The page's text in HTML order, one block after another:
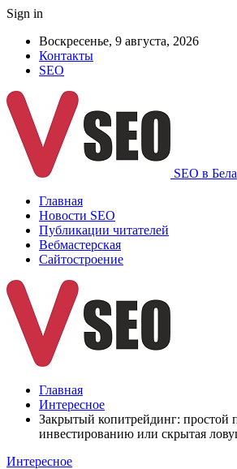
Sign in
Воскресенье, 9 августа, 2026
Контакты
SEO
SEO в
Главная
Новости SEO
Публикации читателей
Вебмастерская
Сайтостроение
Главная
Интересное
Закрытый копитрейдинг: простой
инвестированию или скрытая
Интересное